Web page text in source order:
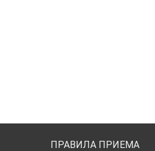
ПРАВИЛА ПРИЕМА